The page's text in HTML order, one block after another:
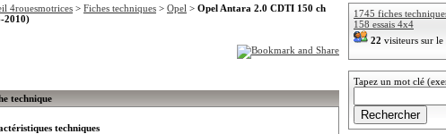
4rouesmotrices > Fiches techniques > Opel > Opel Antara 2.0 CDTI 150 ch
2010)
technique
techniques
1745 fiches
158 essais 4x4
22 visiteurs sur le
Tapez un mot clé